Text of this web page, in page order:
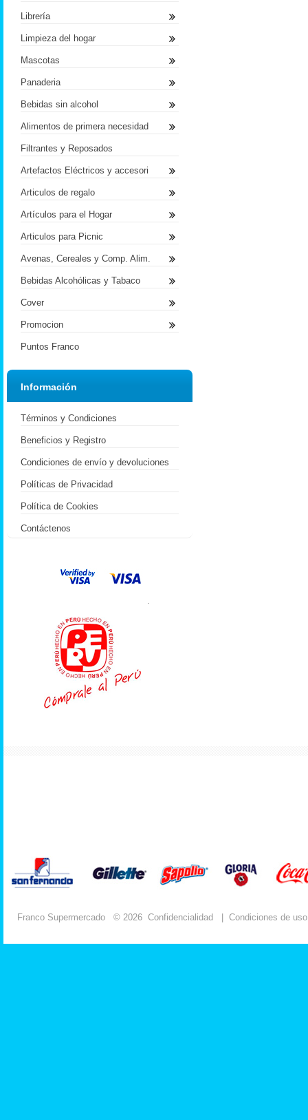
Librería
Limpieza del hogar
Mascotas
Panaderia
Bebidas sin alcohol
Alimentos de primera necesidad
Filtrantes y Reposados
Artefactos Eléctricos y accesori
Articulos de regalo
Artículos para el Hogar
Articulos para Picnic
Avenas, Cereales y Comp. Alim.
Bebidas Alcohólicas y Tabaco
Cover
Promocion
Puntos Franco
Información
Términos y Condiciones
Beneficios y Registro
Condiciones de envío y devoluciones
Políticas de Privacidad
Política de Cookies
Contáctenos
.
Franco Supermercado © 2026 Confidencialidad Condiciones de uso